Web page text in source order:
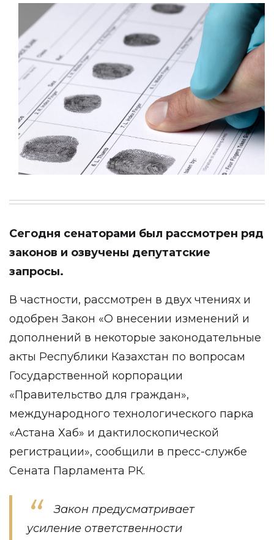
Сегодня сенаторами был рассмотрен ряд
законов и озвучены депутатские
запросы.
В частности, рассмотрен в двух чтениях и
одобрен Закон «О внесении изменений и
дополнений в некоторые законодательные
акты Республики Казахстан по вопросам
Государственной корпорации
«Правительство для граждан»,
международного технологического парка
«Астана Хаб» и дактилоскопической
регистрации», сообщили в пресс-службе
Сената Парламента РК.
Закон предусматривает
усиление ответственности